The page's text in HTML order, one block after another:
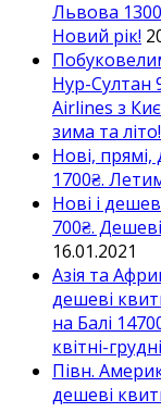
Львова
Новий рік!
Нур-Султан
Airlines з
зима та літо!
Нові,
1700₴.
Нові і
700₴.
16.01.2021
Азія та
дешеві
на Балі
квітні-грудні
Півн.
дешеві